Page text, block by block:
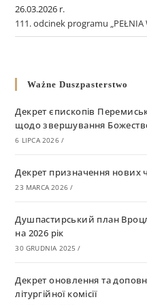
26.03.2026 r.
111. odcinek programu „PEŁNIA
Ważne Duszpasterstwo
Декрет єпископів
щодо звершування
6 LIPCA 2026 /
Декрет призначення нових
23 MARCA 2026 /
Душпастирський план
на 2026 рік
30 GRUDNIA 2025 /
Декрет оновлення та
літургійної комісії